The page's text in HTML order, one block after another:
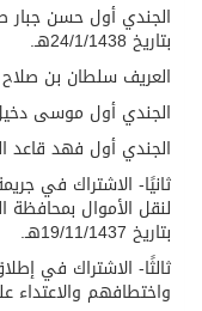
الجندي أول حسن جبار
بتاريخ 24/1/1438هـ.
العريف سلطان بن صلاح مصلح
الجندي أول موسى دخيل الله
الجندي أول فهد قاعد الرويلي
ثانيًا- الاشتراك في
بتاريخ 19/11/1437هـ.
ثالثًا- الاشتراك في
واختطافهم والاعتداء